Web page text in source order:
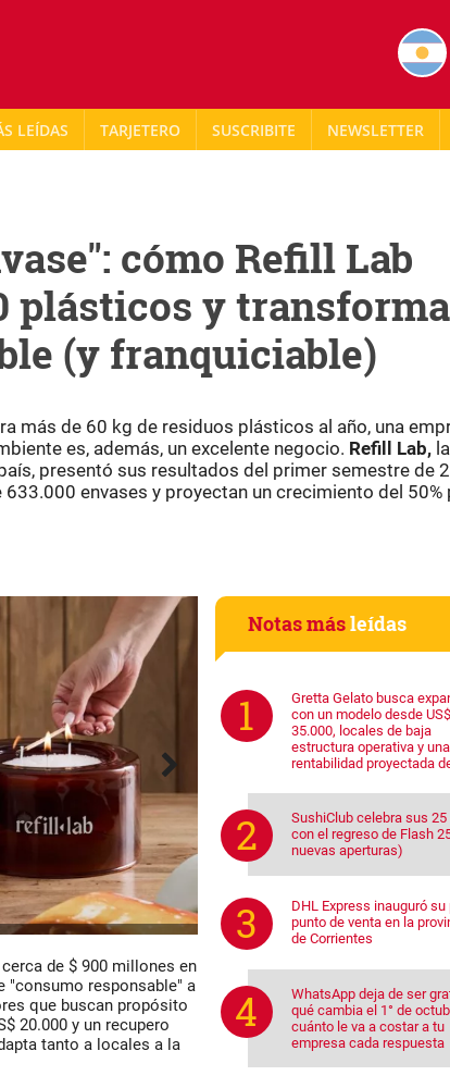
LEÍDAS TARJETERO NEWSLETTER
cómo Refill Lab
plásticos y
(y franquiciable)
más de 60 kg de residuos plásticos al año, una
es, además, un excelente negocio. Refill Lab, la
presentó sus resultados del primer semestre de
envases y proyectan un crecimiento del 50%
de $ 900 millones en
"consumo responsable" a
que buscan propósito
20.000 y un recupero
tanto a locales a la
Notas másleídas
Gretta Gelato busca
con un modelo desde US$
35.000, locales de baja
estructura operativa y una
rentabilidad proyectada
SushiClub celebra sus 25
con el regreso de Flash
nuevas aperturas)
DHL Express inauguró su
punto de venta en la
de Corrientes
WhatsApp deja de ser
qué cambia el 1° de
cuánto le va a costar a tu
empresa cada respuesta